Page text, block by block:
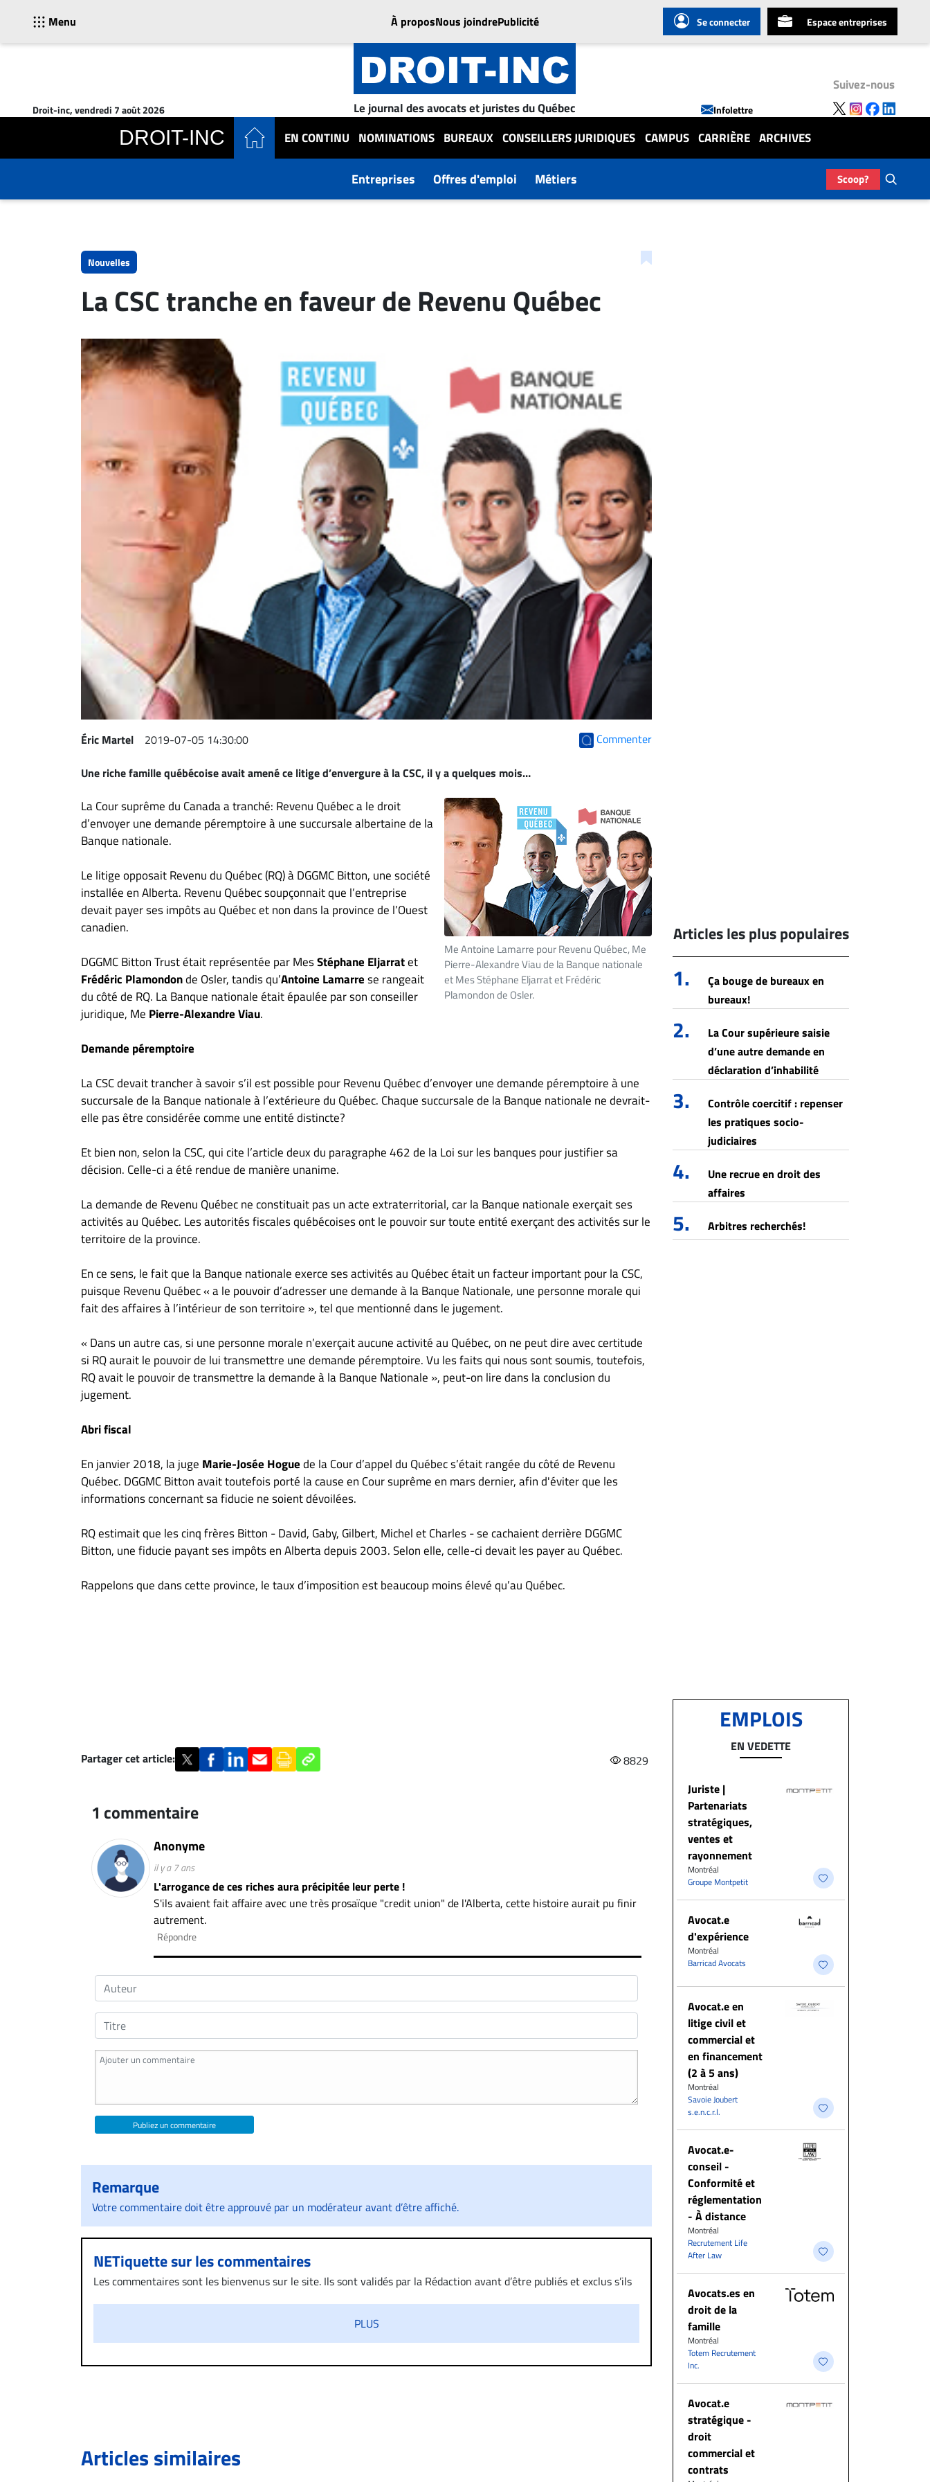
Menu À proposNous joindrePublicité Se connecter Espace entreprises
Droit-inc, vendredi 7 août 2026 Le journal des avocats et juristes du Québec Infolettre
Suivez-nous
DROIT-INC EN CONTINU NOMINATIONS BUREAUX CONSEILLERS JURIDIQUES CAMPUS CARRIÈRE ARCHIVES
Entreprises Offres d'emploi Métiers Scoop?
En
Nominations
Conseillers
CARRIÈRE
EMPLOIS
ENTREPRISES
recrutements
TROUVEZ-
confidentialité
Nouvelles
La CSC tranche en faveur de Revenu Québec
Éric Martel 2019-07-05 14:30:00 Commenter
Une riche famille québécoise avait amené ce litige d’envergure à la CSC, il y a quelques mois…
Me Antoine Lamarre pour Revenu Québec, Me
Pierre-Alexandre Viau de la Banque nationale
et Mes Stéphane Eljarrat et Frédéric
Plamondon de Osler.
La Cour suprême du Canada a tranché: Revenu Québec a le droit
d’envoyer une demande péremptoire à une succursale albertaine de la
Banque nationale.
Le litige opposait Revenu du Québec (RQ) à DGGMC Bitton, une société
installée en Alberta. Revenu Québec soupçonnait que l’entreprise
devait payer ses impôts au Québec et non dans la province de l’Ouest
canadien.
DGGMC Bitton Trust était représentée par MesStéphane Eljarratet
Frédéric Plamondonde Osler, tandis qu’Antoine Lamarrese rangeait
du côté de RQ. La Banque nationale était épaulée par son conseiller
juridique, Me Pierre-Alexandre Viau.
Demande péremptoire
La CSC devait trancher à savoir s’il est possible pour Revenu Québec d’envoyer une demande péremptoire à une
succursale de la Banque nationale à l’extérieure du Québec. Chaque succursale de la Banque nationale ne devrait-
elle pas être considérée comme une entité distincte?
Et bien non, selon la CSC, qui cite l’article deux du paragraphe 462 de la Loi sur les banques pour justifier sa
décision. Celle-ci a été rendue de manière unanime.
La demande de Revenu Québec ne constituait pas un acte extraterritorial, car la Banque nationale exerçait ses
activités au Québec. Les autorités fiscales québécoises ont le pouvoir sur toute entité exerçant des activités sur le
territoire de la province.
En ce sens, le fait que la Banque nationale exerce ses activités au Québec était un facteur important pour la CSC,
puisque Revenu Québec « a le pouvoir d’adresser une demande à la Banque Nationale, une personne morale qui
fait des affaires à l’intérieur de son territoire », tel que mentionné dans le jugement.
« Dans un autre cas, si une personne morale n’exerçait aucune activité au Québec, on ne peut dire avec certitude
si RQ aurait le pouvoir de lui transmettre une demande péremptoire. Vu les faits qui nous sont soumis, toutefois,
RQ avait le pouvoir de transmettre la demande à la Banque Nationale », peut-on lire dans la conclusion du
jugement.
Abri fiscal
En janvier 2018, la juge Marie-Josée Hoguede la Cour d’appel du Québec s’était rangée du côté de Revenu
Québec. DGGMC Bitton avait toutefois porté la cause en Cour suprême en mars dernier, afin d'éviter que les
informations concernant sa fiducie ne soient dévoilées.
RQ estimait que les cinq frères Bitton - David, Gaby, Gilbert, Michel et Charles - se cachaient derrière DGGMC
Bitton, une fiducie payant ses impôts en Alberta depuis 2003. Selon elle, celle-ci devait les payer au Québec.
Rappelons que dans cette province, le taux d’imposition est beaucoup moins élevé qu’au Québec.
Partager cet article: 8829
1 commentaire
Anonyme
il y a 7 ans
L'arrogance de ces riches aura précipitée leur perte !
S'ils avaient fait affaire avec une très prosaïque "credit union" de l'Alberta, cette histoire aurait pu finir
autrement.
Répondre
Publiez un commentaire
Remarque
Votre commentaire doit être approuvé par un modérateur avant d’être affiché.
NETiquette sur les commentaires
Les commentaires sont les bienvenus sur le site. Ils sont validés par la Rédaction avant d’être publiés et exclus s’ils
Si votre demande apparait légitime, le commentaire sera retiré sur le champ. Vous pouvez également utiliser
l’espace dédié aux commentaires pour publier, dans les mêmes conditions de validation, un droit de réponse.
PLUS
Articles similaires
Articles les plus populaires
1.
Ça bouge de bureaux en
bureaux!
2.
La Cour supérieure saisie
d’une autre demande en
déclaration d’inhabilité
3.
Contrôle coercitif : repenser
les pratiques socio-
judiciaires
4.
Une recrue en droit des
affaires
5. Arbitres recherchés!
EMPLOIS
EN VEDETTE
Juriste |
Partenariats
stratégiques,
ventes et
rayonnement
Montréal
Groupe Montpetit
Avocat.e
d'expérience
Montréal
Barricad Avocats
Avocat.e en
litige civil et
commercial et
en financement
(2 à 5 ans)
Montréal
Savoie Joubert
s.e.n.c.r.l.
​Avocat.e-
conseil -
Conformité et
réglementation
- À distance
Montréal
Recrutement Life
After Law
Avocats.es en
droit de la
famille
Montréal
Totem Recrutement
Inc.
Avocat.e
stratégique -
droit
commercial et
contrats